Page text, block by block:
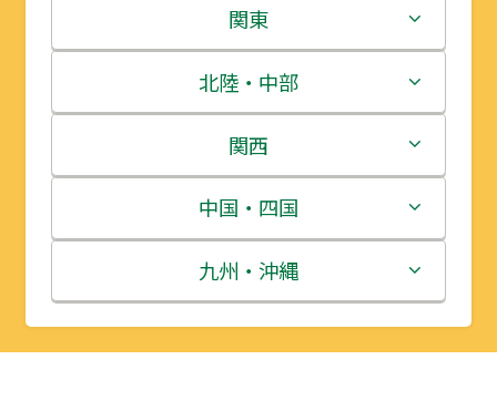
北海道
青森県
岩手県
宮城県
秋田県
山形県
関東
茨城県
栃木県
群馬県
埼玉県
千葉県
北陸・中部
新潟県
富山県
石川県
福井県
関西
三重県
滋賀県
京都府
中国・四国
鳥取県
島根県
九州・沖縄
福岡県